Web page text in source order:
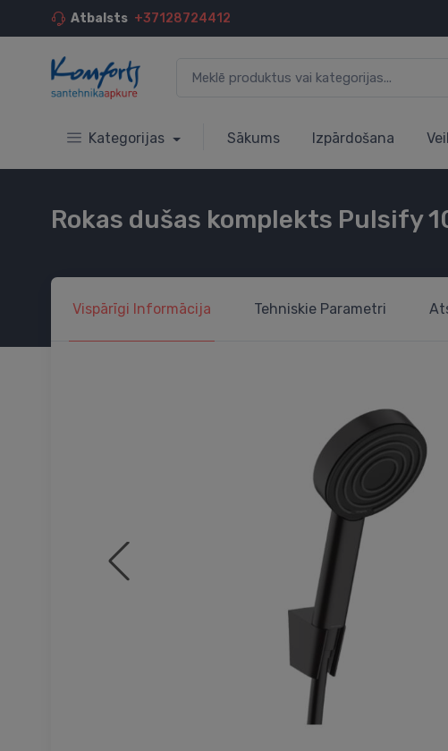
Atbalsts +37128724412
Kategorijas Sākums Izpārdošana
Rokas dušas komplekts Pulsify
Vispārīgi Informācija Tehniskie Parametri